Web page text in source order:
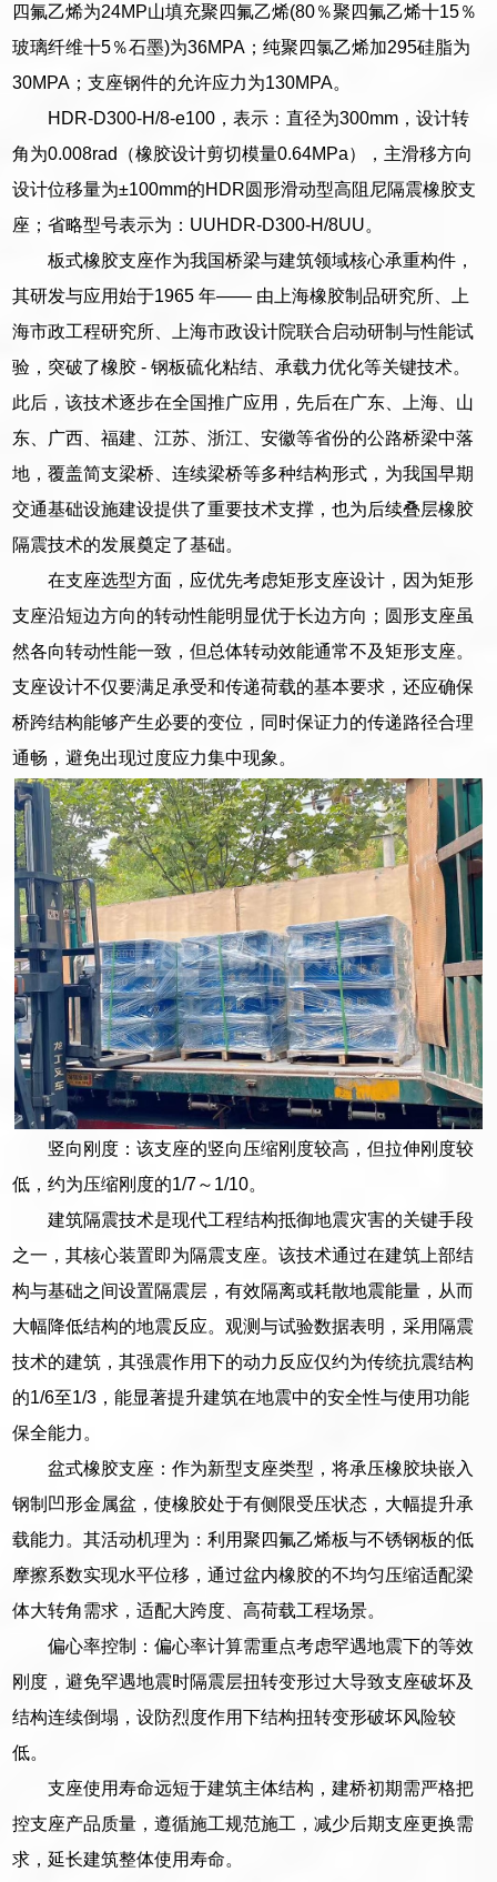
四氟乙烯为24MP山填充聚四氟乙烯(80％聚四氟乙烯十15％
玻璃纤维十5％石墨)为36MPA；纯聚四氯乙烯加295硅脂为
30MPA；支座钢件的允许应力为130MPA。
HDR-D300-H/8-e100，表示：直径为300mm，设计转
角为0.008rad（橡胶设计剪切模量0.64MPa），主滑移方向
设计位移量为±100mm的HDR圆形滑动型高阻尼隔震橡胶支
座；省略型号表示为：UUHDR-D300-H/8UU。
板式橡胶支座作为我国桥梁与建筑领域核心承重构件，
其研发与应用始于1965 年—— 由上海橡胶制品研究所、上
海市政工程研究所、上海市政设计院联合启动研制与性能试
验，突破了橡胶 - 钢板硫化粘结、承载力优化等关键技术。
此后，该技术逐步在全国推广应用，先后在广东、上海、山
东、广西、福建、江苏、浙江、安徽等省份的公路桥梁中落
地，覆盖简支梁桥、连续梁桥等多种结构形式，为我国早期
交通基础设施建设提供了重要技术支撑，也为后续叠层橡胶
隔震技术的发展奠定了基础。
在支座选型方面，应优先考虑矩形支座设计，因为矩形
支座沿短边方向的转动性能明显优于长边方向；圆形支座虽
然各向转动性能一致，但总体转动效能通常不及矩形支座。
支座设计不仅要满足承受和传递荷载的基本要求，还应确保
桥跨结构能够产生必要的变位，同时保证力的传递路径合理
通畅，避免出现过度应力集中现象。
竖向刚度：该支座的竖向压缩刚度较高，但拉伸刚度较
低，约为压缩刚度的1/7～1/10。
建筑隔震技术是现代工程结构抵御地震灾害的关键手段
之一，其核心装置即为隔震支座。该技术通过在建筑上部结
构与基础之间设置隔震层，有效隔离或耗散地震能量，从而
大幅降低结构的地震反应。观测与试验数据表明，采用隔震
技术的建筑，其强震作用下的动力反应仅约为传统抗震结构
的1/6至1/3，能显著提升建筑在地震中的安全性与使用功能
保全能力。
盆式橡胶支座：作为新型支座类型，将承压橡胶块嵌入
钢制凹形金属盆，使橡胶处于有侧限受压状态，大幅提升承
载能力。其活动机理为：利用聚四氟乙烯板与不锈钢板的低
摩擦系数实现水平位移，通过盆内橡胶的不均匀压缩适配梁
体大转角需求，适配大跨度、高荷载工程场景。
偏心率控制：偏心率计算需重点考虑罕遇地震下的等效
刚度，避免罕遇地震时隔震层扭转变形过大导致支座破坏及
结构连续倒塌，设防烈度作用下结构扭转变形破坏风险较
低。
支座使用寿命远短于建筑主体结构，建桥初期需严格把
控支座产品质量，遵循施工规范施工，减少后期支座更换需
求，延长建筑整体使用寿命。